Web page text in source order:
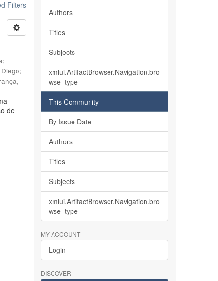
Filters
;
;
de
Authors
Titles
Subjects
xmlui.ArtifactBrowser.Navigation.bro
wse_type
This Community
By Issue Date
Authors
Titles
Subjects
xmlui.ArtifactBrowser.Navigation.bro
wse_type
MY ACCOUNT
Login
DISCOVER